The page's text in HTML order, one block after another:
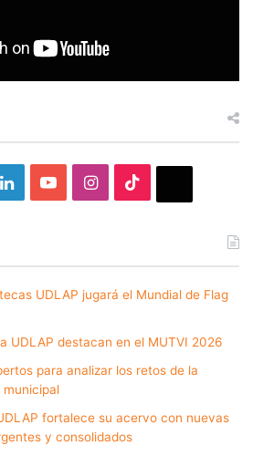
LinkedInYouTubeInstagram
UDLAP jugará el Mundial de Flag
UDLAP destacan en el MUTVI 2026
para analizar los retos de la
fortalece su acervo con nuevas
y consolidados